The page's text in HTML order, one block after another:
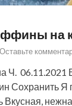
на
Оставьте
Ч. 06.11.2021
Сохранить Я
Вкусная,